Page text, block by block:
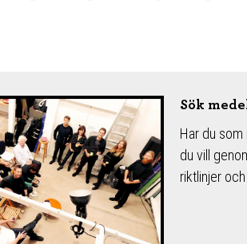
Sök
Har du
du vill
riktlinjer